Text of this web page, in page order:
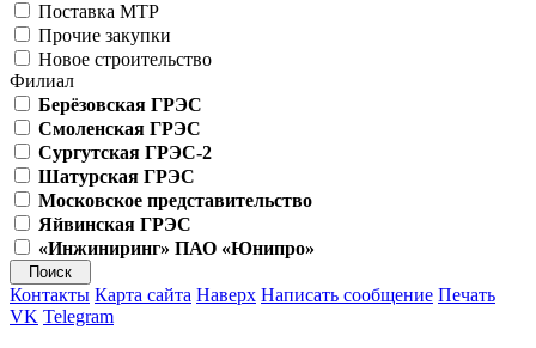
Поставка МТР
Прочие закупки
Новое строительство
Филиал
Берёзовская ГРЭС
Смоленская ГРЭС
Сургутская ГРЭС-2
Шатурская ГРЭС
Московское представительство
Яйвинская ГРЭС
«Инжиниринг» ПАО «Юнипро»
Контакты Карта сайта Наверх Написать сообщение Печать
VK Telegram